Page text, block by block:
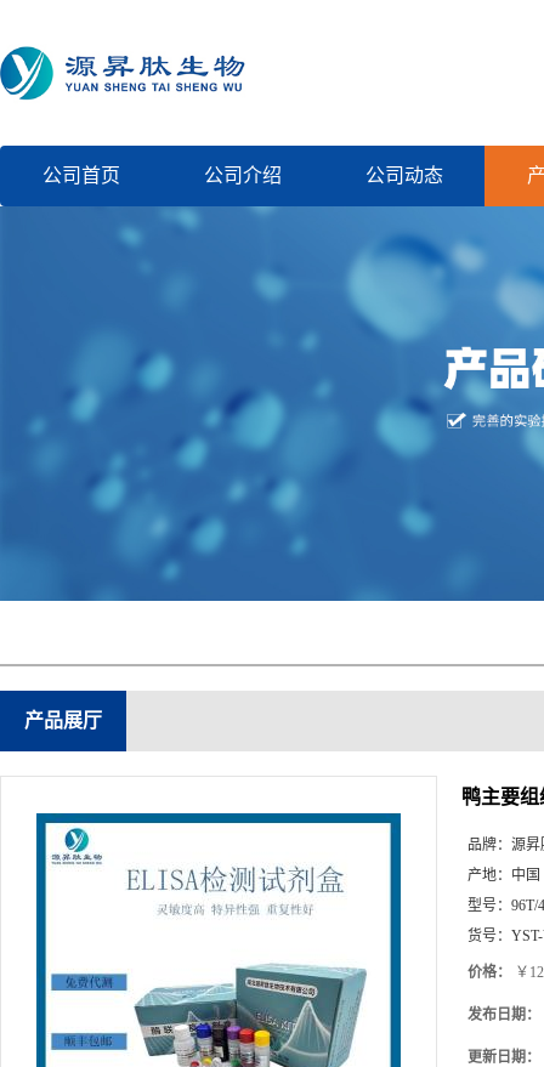
公司首页 公司介绍 公司动态
产品展厅
鸭主要
品牌： 源昇
产地： 中国
型号： 96T/
货号：
价格： ￥
发布日期：
更新日期：